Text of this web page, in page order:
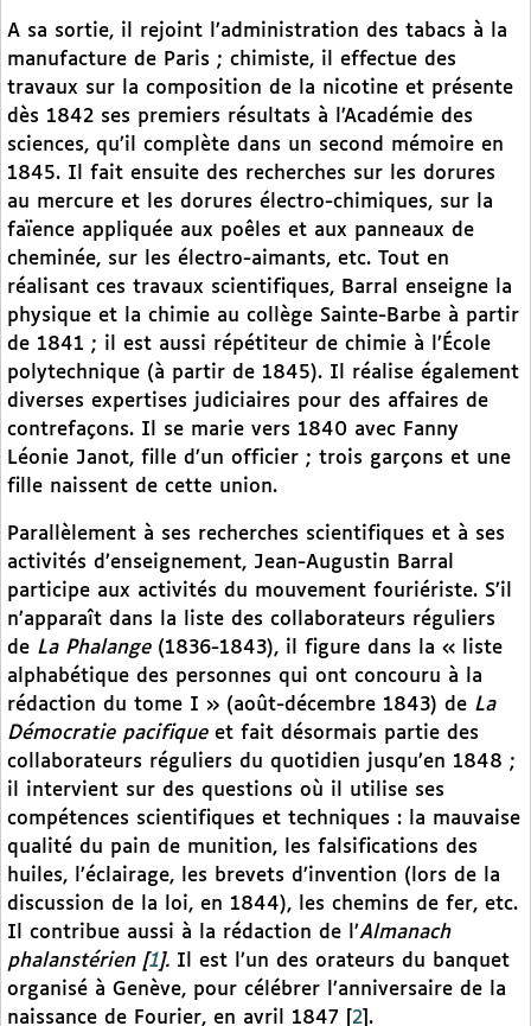
A sa sortie, il rejoint l’administration des tabacs à la
manufacture de Paris ; chimiste, il effectue des
travaux sur la composition de la nicotine et présente
dès 1842 ses premiers résultats à l’Académie des
sciences, qu’il complète dans un second mémoire en
1845. Il fait ensuite des recherches sur les dorures
au mercure et les dorures électro-chimiques, sur la
faïence appliquée aux poêles et aux panneaux de
cheminée, sur les électro-aimants, etc. Tout en
réalisant ces travaux scientifiques, Barral enseigne la
physique et la chimie au collège Sainte-Barbe à partir
de 1841 ; il est aussi répétiteur de chimie à l’École
polytechnique (à partir de 1845). Il réalise également
diverses expertises judiciaires pour des affaires de
contrefaçons. Il se marie vers 1840 avec Fanny
Léonie Janot, fille d’un officier ; trois garçons et une
fille naissent de cette union.
Parallèlement à ses recherches scientifiques et à ses
activités d’enseignement, Jean-Augustin Barral
participe aux activités du mouvement fouriériste. S’il
n’apparaît dans la liste des collaborateurs réguliers
de La Phalange (1836-1843), il figure dans la « liste
alphabétique des personnes qui ont concouru à la
rédaction du tome I » (août-décembre 1843) de La
Démocratie pacifiqueet fait désormais partie des
collaborateurs réguliers du quotidien jusqu’en 1848 ;
il intervient sur des questions où il utilise ses
compétences scientifiques et techniques : la mauvaise
qualité du pain de munition, les falsifications des
huiles, l’éclairage, les brevets d’invention (lors de la
discussion de la loi, en 1844), les chemins de fer, etc.
Il contribue aussi à la rédaction de l’Almanach
phalanstérien[1]. Il est l’un des orateurs du banquet
organisé à Genève, pour célébrer l’anniversaire de la
naissance de Fourier, en avril 1847
2 .